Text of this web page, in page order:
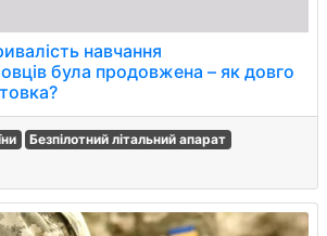
навчання
була продовжена – як довго
Безпілотний літальний апарат